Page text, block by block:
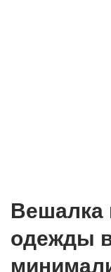
Вешалка
одежды